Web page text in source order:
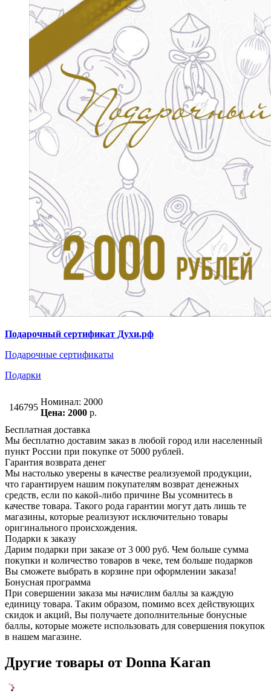
Подарочный сертификат Духи.рф
Подарочные сертификаты
Подарки
146795
Номинал: 2000
Цена: 2000 р.
Бесплатная доставка
Мы бесплатно доставим заказ в любой город или населенный
пункт России при покупке от 5000 рублей.
Гарантия возврата денег
Мы настолько уверены в качестве реализуемой продукции,
что гарантируем нашим покупателям возврат денежных
средств, если по какой-либо причине Вы усомнитесь в
качестве товара. Такого рода гарантии могут дать лишь те
магазины, которые реализуют исключительно товары
оригинального происхождения.
Подарки к заказу
Дарим подарки при заказе от 3 000 руб. Чем больше сумма
покупки и количество товаров в чеке, тем больше подарков
Вы сможете выбрать в корзине при оформлении заказа!
Бонусная программа
При совершении заказа мы начислим баллы за каждую
единицу товара. Таким образом, помимо всех действующих
скидок и акций, Вы получаете дополнительные бонусные
баллы, которые можете использовать для совершения покупок
в нашем магазине.
Другие товары от Donna Karan